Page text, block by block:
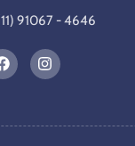
91067 - 4646